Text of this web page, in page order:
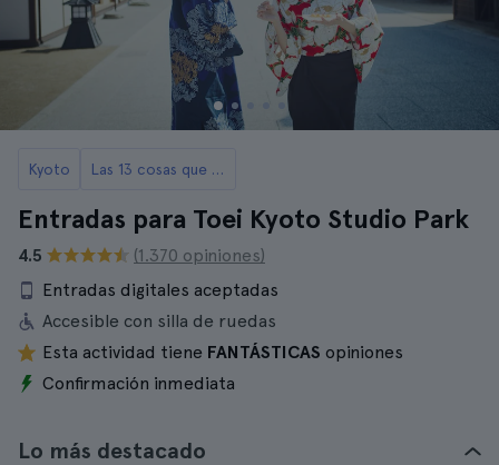
Kyoto Las 13 cosas que ver y hacer en Kyoto
Entradas para Toei Kyoto Studio Park
4.5
(1.370 opiniones)
Entradas digitales aceptadas
Accesible con silla de ruedas
Esta actividad tiene FANTÁSTICAS opiniones
Confirmación inmediata
Lo más destacado